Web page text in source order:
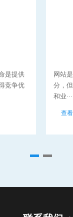
是提供
竞争优
网站
分，
和业···
查